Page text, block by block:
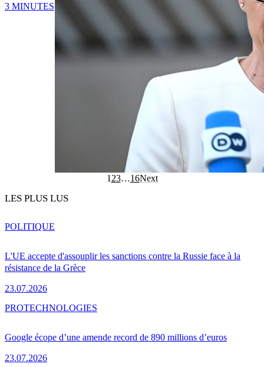
3 MINUTES
1 23…16Next
LES PLUS LUS
L'UE accepte d'assouplir les sanctions contre la Russie face à la
résistance de la Grèce
23.07.2026
POLITIQUE
Google écope d’une amende record de 890 millions d’euros
23.07.2026
PROTECHNOLOGIES